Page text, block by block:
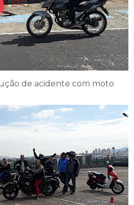
de acidente com moto